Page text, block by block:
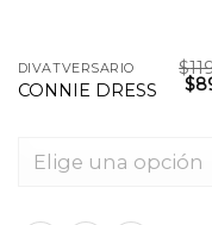
DIVATVERSARIO
CONNIE DRESS
$
El
$